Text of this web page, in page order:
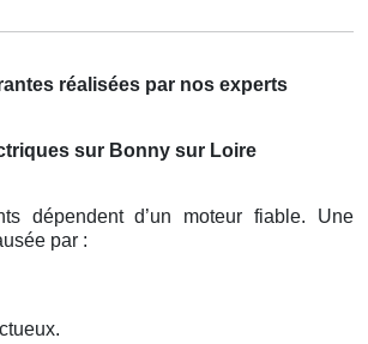
réalisées par nos experts
sur Bonny sur Loire
dépendent d’un moteur fiable. Une
par :